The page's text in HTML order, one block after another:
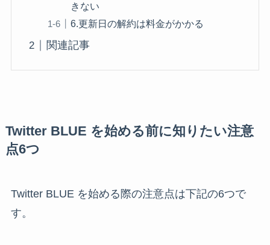
きない
6.更新日の解約は料金がかかる
関連記事
Twitter BLUE を始める前に知りたい注意
点6つ
Twitter BLUE を始める際の注意点は下記の6つで
す。